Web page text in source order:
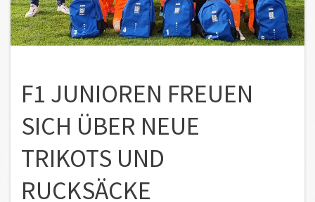
F1 JUNIOREN FREUEN
SICH ÜBER NEUE
TRIKOTS UND
RUCKSÄCKE